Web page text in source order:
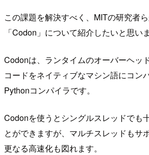
この課題を解決すべく、MITの研究者
「Codon」について紹介したいと思いま
Codonは、ランタイムのオーバーヘッ
コードをネイティブなマシン語にコン
Pythonコンパイラです。
Codonを使うとシングルスレッドでも
とができますが、マルチスレッドもサ
更なる高速化も図れます。